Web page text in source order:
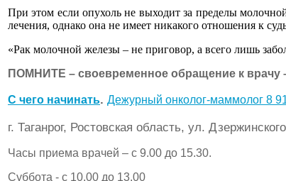
При этом если опухоль не выходит за пределы
лечения, однако она не имеет никакого отношения к
«Рак молочной железы – не приговор, а всего лишь
ПОМНИТЕ – своевременное обращение к врачу
C чего начинать. Дежурный онколог-маммолог 8
г. Таганрог, Ростовская область, ул.
Часы приема врачей – с 9.00 до 15.30.
Суббота - с 10.00 до 13.00